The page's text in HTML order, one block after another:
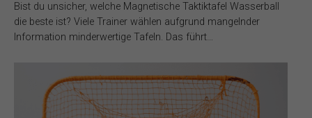
Bist du unsicher, welche Magnetische Taktiktafel Wasserball
die beste ist? Viele Trainer wählen aufgrund mangelnder
Information minderwertige Tafeln. Das führt…